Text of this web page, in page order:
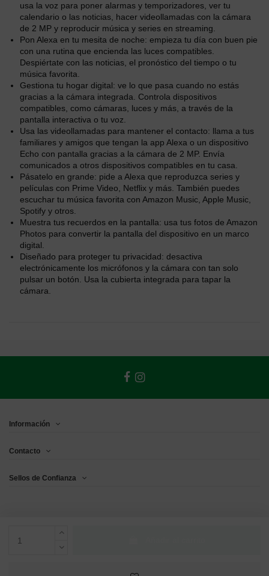
usa la voz para poner alarmas y temporizadores, ver tu
calendario o las noticias, hacer videollamadas con la cámara
de 2 MP y reproducir música y series en streaming.
Pon Alexa en tu mesita de noche: empieza tu día con buen pie
con una rutina que encienda las luces compatibles.
Despiértate con las noticias, el pronóstico del tiempo o tu
música favorita.
Gestiona tu hogar digital: ve lo que pasa cuando no estás
gracias a la cámara integrada. Controla dispositivos
compatibles, como cámaras, luces y más, a través de la
pantalla interactiva o tu voz.
Usa las videollamadas para mantener el contacto: llama a tus
familiares y amigos que tengan la app Alexa o un dispositivo
Echo con pantalla gracias a la cámara de 2 MP. Envía
comunicados a otros dispositivos compatibles en tu casa.
Pásatelo en grande: pide a Alexa que reproduzca series y
películas con Prime Video, Netflix y más. También puedes
escuchar tu música favorita con Amazon Music, Apple Music,
Spotify y otros.
Muestra tus recuerdos en la pantalla: usa tus fotos de Amazon
Photos para convertir la pantalla del dispositivo en un marco
digital.
Diseñado para proteger tu privacidad: desactiva
electrónicamente los micrófonos y la cámara con tan solo
pulsar un botón. Usa la cubierta integrada para tapar la
cámara.
Información
Contacto
Sellos de Confianza